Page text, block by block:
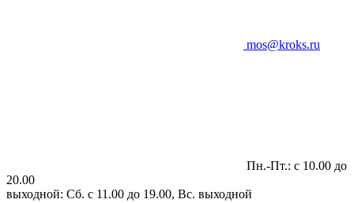
mos@kroks.ru
Пн.-Пт.: с 10.00 до
20.00
выходной: Сб. с 11.00 до 19.00, Вс. выходной